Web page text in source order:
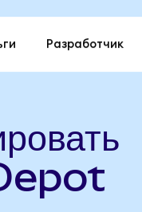
Разработчик